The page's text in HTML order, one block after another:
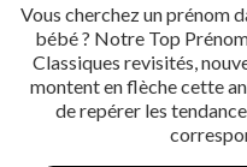
Vous cherchez un prénom
bébé ? Notre Top
Classiques revisités,
montent en flèche cette
de repérer les